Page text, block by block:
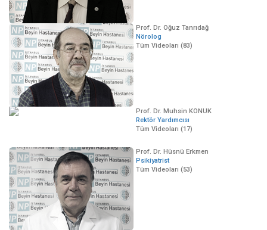
Prof. Dr. Oğuz Tanrıdağ
Nörolog
Tüm Videoları (83)
Prof. Dr. Muhsin KONUK
Rektör Yardımcısı
Tüm Videoları (17)
Prof. Dr. Hüsnü Erkmen
Psikiyatrist
Tüm Videoları (53)